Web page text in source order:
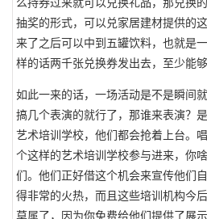
抽奖的形式，可以兑家居建材提供的
来了之后可以中到五罐饮料，也就是
样的话两千张兑换券发出去，至少能
如此一来的话，一场活动是不是瞬间
搞几个表演的就行了，那谁来表演？
艺术培训学校，他们都会抢着上台。
个这样的艺术培训学校参与进来，你
们。他们正好借这个机会来宣传他们
得非常的火热，而且这些培训机构今
莫属了，因为你免费给他们提供了展